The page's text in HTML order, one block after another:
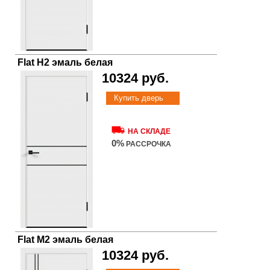
Flat H2 эмаль белая
10324 руб.
Купить дверь
НА СКЛАДЕ
0% РАССРОЧКА
Flat M2 эмаль белая
10324 руб.